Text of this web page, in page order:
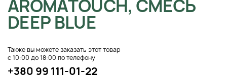
AROMATOUCH, СМЕСЬ
DEEP BLUE
Также вы можете заказать этот товар
с 10:00 до 18:00 по телефону
+380 99 111-01-22